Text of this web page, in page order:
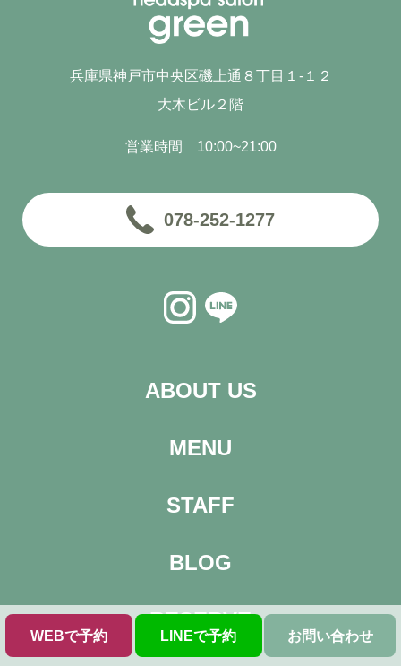
WEBで予約 LINEで予約 お問い合わせ
兵庫県神戸市中央区磯上通８丁目１-１２
大木ビル２階
営業時間 10:00~21:00
078-252-1277
ABOUT US
MENU
STAFF
BLOG
RESERVE